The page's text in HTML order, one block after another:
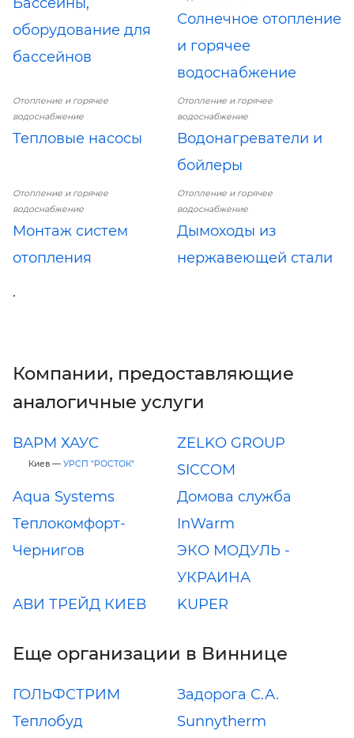
Бассейны,
оборудование для
бассейнов
Солнечное отопление
и горячее
водоснабжение
Отопление и горячее
водоснабжение
Тепловые насосы
Отопление и горячее
водоснабжение
Водонагреватели и
бойлеры
Отопление и горячее
водоснабжение
Монтаж систем
отопления
Отопление и горячее
водоснабжение
Дымоходы из
нержавеющей стали
.
Компании, предоставляющие
аналогичные услуги
ВАРМ ХАУС
Киев — УРСП "РОСТОК"
ZELKO GROUP
SICCOM
Aqua Systems
Домова служба
Теплокомфорт-
Чернигов
InWarm
ЭКО МОДУЛЬ -
УКРАИНА
АВИ ТРЕЙД КИЕВ
KUPER
Еще организации в Виннице
ГОЛЬФСТРИМ
Задорога С.А.
Теплобуд
Sunnytherm